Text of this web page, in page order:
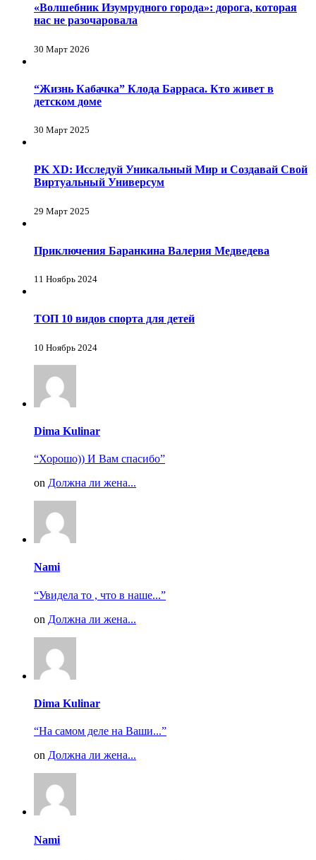
«Волшебник Изумрудного города»: дорога, которая
нас не разочаровала
30 Март 2026
“Жизнь Кабачка” Клода Барраса. Кто живет в
детском доме
30 Март 2025
PK XD: Исследуй Уникальный Мир и Создавай Свой
Виртуальный Универсум
29 Март 2025
Приключения Баранкина Валерия Медведева
11 Ноябрь 2024
ТОП 10 видов спорта для детей
10 Ноябрь 2024
Dima Kulinar
“Хорошо)) И Вам спасибо”
on Должна ли жена...
Nami
“Увидела то , что в наше...”
on Должна ли жена...
Dima Kulinar
“На самом деле на Ваши...”
on Должна ли жена...
Nami